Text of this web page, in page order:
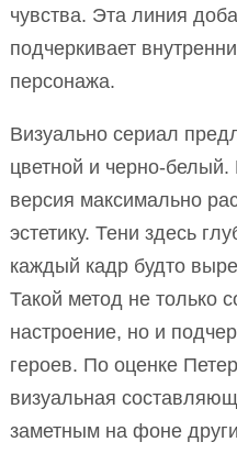
чувства. Эта линия
подчеркивает
персонажа.
Визуально сериал
цветной и черно-
версия максимально
эстетику. Тени здесь
каждый кадр будто
Такой метод не только
настроение, но и
героев. По оценке
визуальная
заметным на фоне